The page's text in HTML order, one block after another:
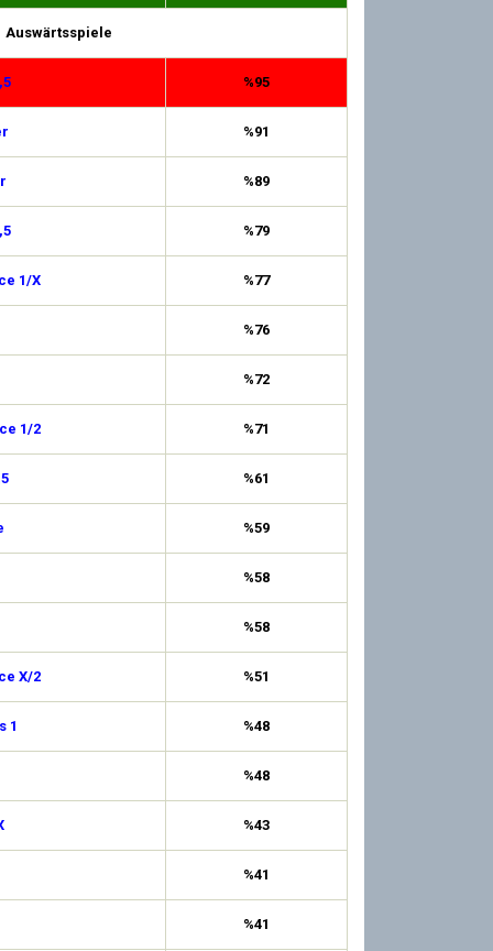
Auswärtsspiele
%95
%91
%89
%79
1/X %77
%76
%72
1/2 %71
%61
%59
%58
%58
X/2 %51
1 %48
%48
%43
%41
%41